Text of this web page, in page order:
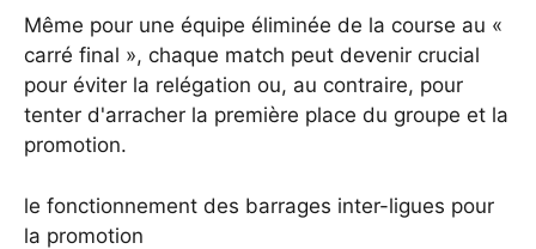
Même pour une équipe éliminée de la course au «
carré final », chaque match peut devenir crucial
pour éviter la relégation ou, au contraire, pour
tenter d'arracher la première place du groupe et la
promotion.
le fonctionnement des barrages inter-ligues pour
la promotion